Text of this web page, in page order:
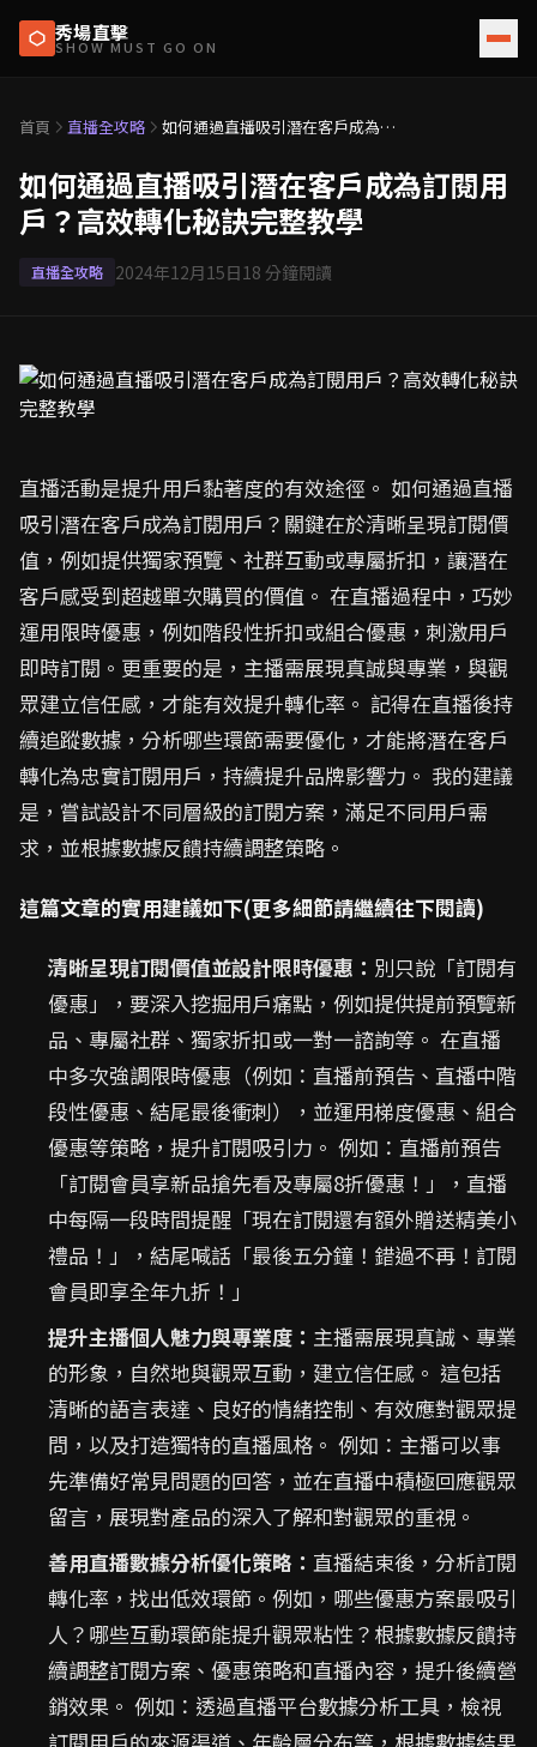
秀場直擊
SHOW MUST GO ON
首頁 直播全攻略
如何通過直播吸引潛在客戶成為訂
如何通過直播吸引潛在客戶成為訂閱用
戶？高效轉化秘訣完整教學
直播全攻略 2024年12月15日18 分鐘閱讀
直播活動是提升用戶黏著度的有效途徑。 如何通過直播
吸引潛在客戶成為訂閱用戶？關鍵在於清晰呈現訂閱價
值，例如提供獨家預覽、社群互動或專屬折扣，讓潛在
客戶感受到超越單次購買的價值。 在直播過程中，巧妙
運用限時優惠，例如階段性折扣或組合優惠，刺激用戶
即時訂閱。更重要的是，主播需展現真誠與專業，與觀
眾建立信任感，才能有效提升轉化率。 記得在直播後持
續追蹤數據，分析哪些環節需要優化，才能將潛在客戶
轉化為忠實訂閱用戶，持續提升品牌影響力。 我的建議
是，嘗試設計不同層級的訂閱方案，滿足不同用戶需
求，並根據數據反饋持續調整策略。
這篇文章的實用建議如下(更多細節請繼續往下閱讀)
清晰呈現訂閱價值並設計限時優惠： 別只說「訂閱有
優惠」，要深入挖掘用戶痛點，例如提供提前預覽新
品、專屬社群、獨家折扣或一對一諮詢等。 在直播
中多次強調限時優惠（例如：直播前預告、直播中階
段性優惠、結尾最後衝刺），並運用梯度優惠、組合
優惠等策略，提升訂閱吸引力。 例如：直播前預告
「訂閱會員享新品搶先看及專屬8折優惠！」，直播
中每隔一段時間提醒「現在訂閱還有額外贈送精美小
禮品！」，結尾喊話「最後五分鐘！錯過不再！訂閱
會員即享全年九折！」
提升主播個人魅力與專業度： 主播需展現真誠、專業
的形象，自然地與觀眾互動，建立信任感。 這包括
清晰的語言表達、良好的情緒控制、有效應對觀眾提
問，以及打造獨特的直播風格。 例如：主播可以事
先準備好常見問題的回答，並在直播中積極回應觀眾
留言，展現對產品的深入了解和對觀眾的重視。
善用直播數據分析優化策略： 直播結束後，分析訂閱
轉化率，找出低效環節。例如，哪些優惠方案最吸引
人？哪些互動環節能提升觀眾粘性？根據數據反饋持
續調整訂閱方案、優惠策略和直播內容，提升後續營
銷效果。 例如：透過直播平台數據分析工具，檢視